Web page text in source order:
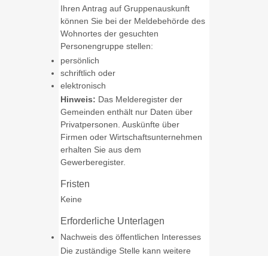
Ihren Antrag auf Gruppenauskunft
können Sie bei der Meldebehörde des
Wohnortes der gesuchten
Personengruppe stellen:
persönlich
schriftlich oder
elektronisch
Hinweis: Das Melderegister der
Gemeinden enthält nur Daten über
Privatpersonen. Auskünfte über
Firmen oder Wirtschaftsunternehmen
erhalten Sie aus dem
Gewerberegister.
Fristen
Keine
Erforderliche Unterlagen
Nachweis des öffentlichen Interesses
Die zuständige Stelle kann weitere